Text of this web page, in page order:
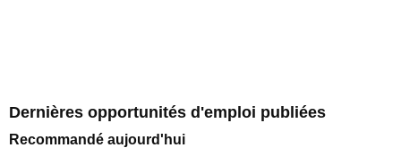
Dernières opportunités d'emploi publiées
Recommandé aujourd'hui